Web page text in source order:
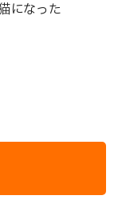
になった